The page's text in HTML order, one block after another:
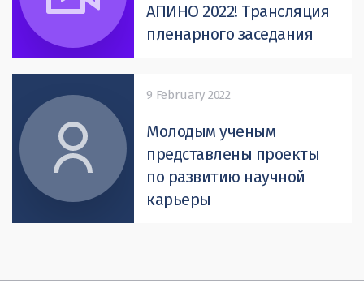
АПИНО 2022! Трансляция
пленарного заседания
9 February 2022
Молодым ученым
представлены проекты
по развитию научной
карьеры